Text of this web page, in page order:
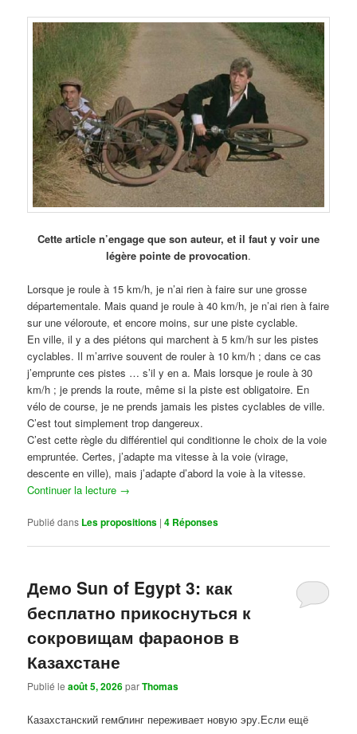
Cette article n’engage que son auteur, et il faut y voir une
légère pointe de provocation.
Lorsque je roule à 15 km/h, je n’ai rien à faire sur une grosse
départementale. Mais quand je roule à 40 km/h, je n’ai rien à faire
sur une véloroute, et encore moins, sur une piste cyclable.
En ville, il y a des piétons qui marchent à 5 km/h sur les pistes
cyclables. Il m’arrive souvent de rouler à 10 km/h ; dans ce cas
j’emprunte ces pistes … s’il y en a. Mais lorsque je roule à 30
km/h ; je prends la route, même si la piste est obligatoire. En
vélo de course, je ne prends jamais les pistes cyclables de ville.
C’est tout simplement trop dangereux.
C’est cette règle du différentiel qui conditionne le choix de la voie
empruntée. Certes, j’adapte ma vitesse à la voie (virage,
descente en ville), mais j’adapte d’abord la voie à la vitesse.
Continuer la lecture →
Publié dans Les propositions |4 Réponses
Демо Sun of Egypt 3: как
бесплатно прикоснуться к
сокровищам фараонов в
Казахстане
Publié leaoût 5, 2026parThomas
Казахстанский гемблинг переживает новую эру.Если ещё